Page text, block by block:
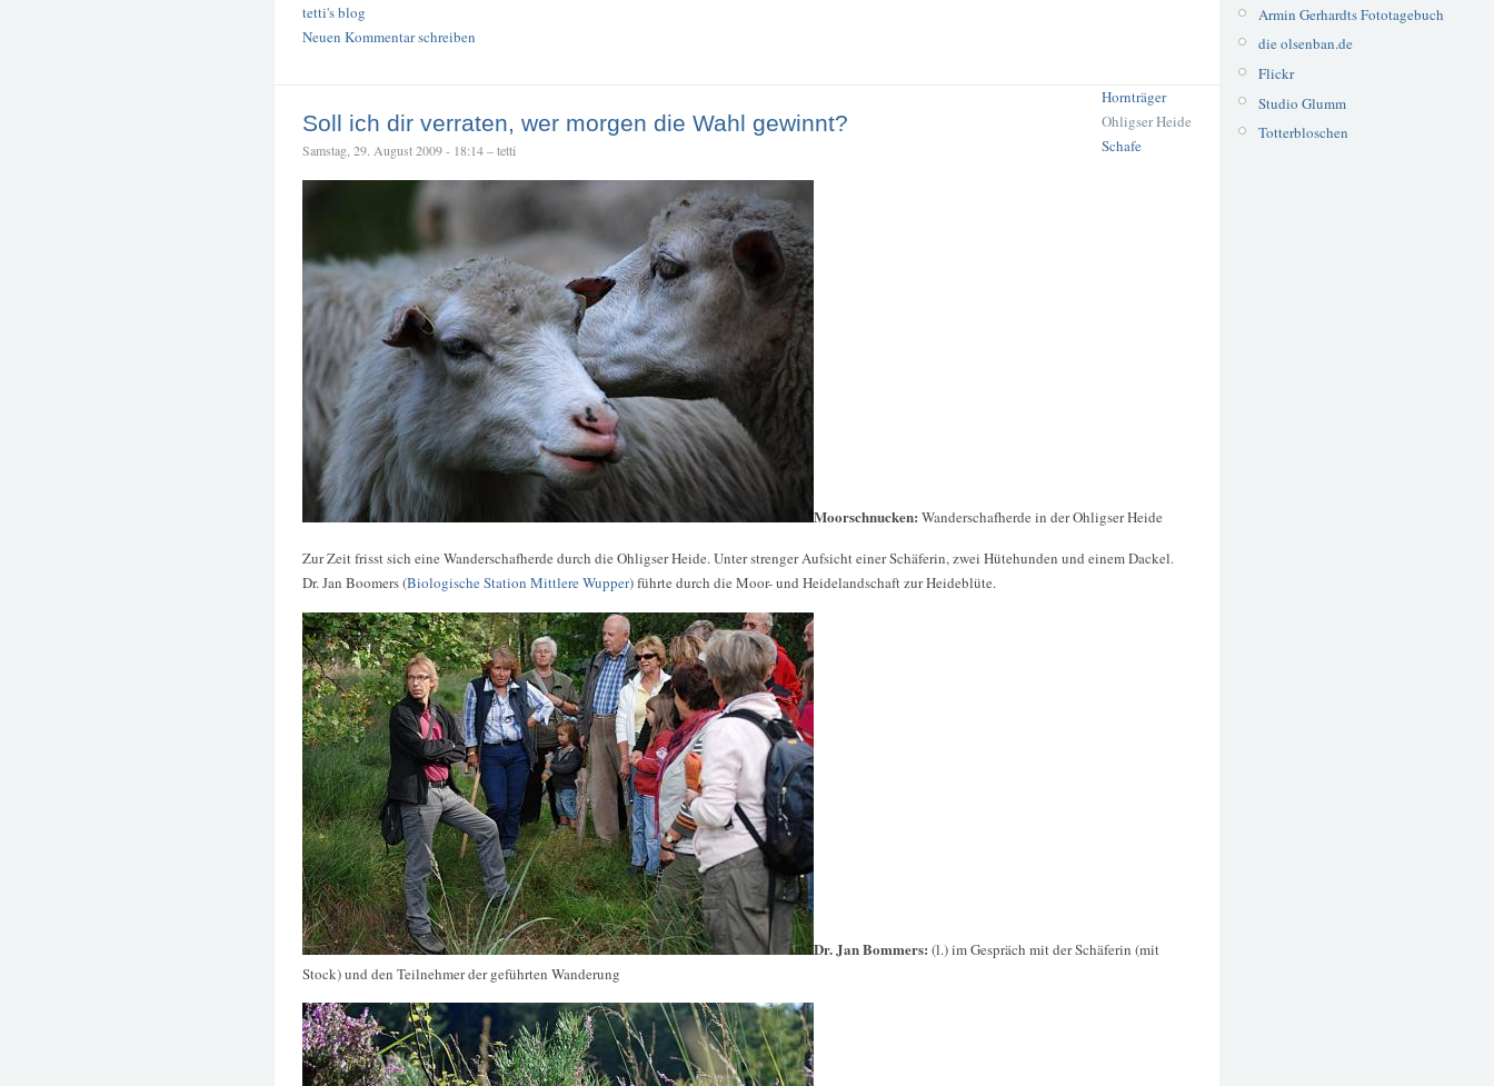
tetti's blog
Neuen Kommentar schreiben
Hornträger
Ohligser Heide
Schafe
Soll ich dir verraten, wer morgen die Wahl gewinnt?
Samstag, 29. August 2009 - 18:14 – tetti
Moorschnucken: Wanderschafherde in der Ohligser Heide
Zur Zeit frisst sich eine Wanderschafherde durch die Ohligser Heide. Unter strenger Aufsicht einer Schäferin, zwei Hütehunden und einem Dackel.
Dr. Jan Boomers (Biologische Station Mittlere Wupper) führte durch die Moor- und Heidelandschaft zur Heideblüte.
Dr. Jan Bommers: (l.) im Gespräch mit der Schäferin (mit
Stock) und den Teilnehmer der geführten Wanderung
Armin Gerhardts Fototagebuch
die olsenban.de
Flickr
Studio Glumm
Totterbloschen